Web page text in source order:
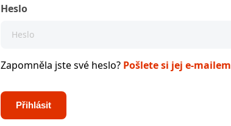
Heslo
Zapomněla jste své heslo? Pošlete si jej e-mailem